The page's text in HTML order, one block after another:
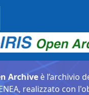
Archive è l’archivio
realizzato con